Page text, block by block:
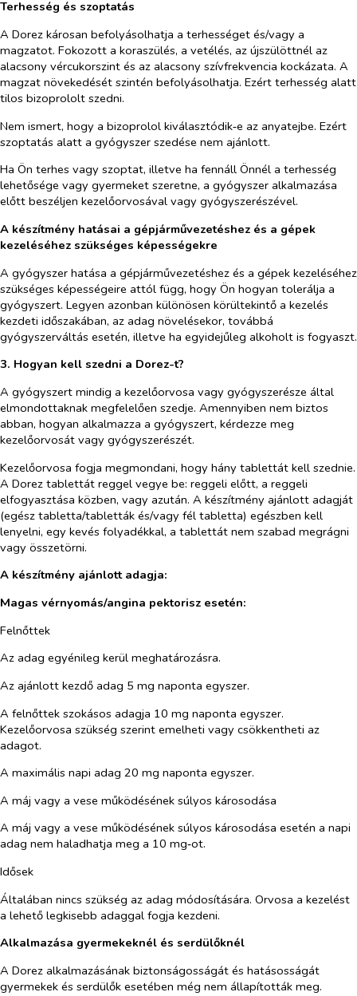
Terhesség és szoptatás
A Dorez károsan befolyásolhatja a terhességet és/vagy a
magzatot. Fokozott a koraszülés, a vetélés, az újszülöttnél az
alacsony vércukorszint és az alacsony szívfrekvencia kockázata. A
magzat növekedését szintén befolyásolhatja. Ezért terhesség alatt
tilos bizoprololt szedni.
Nem ismert, hogy a bizoprolol kiválasztódik‑e az anyatejbe. Ezért
szoptatás alatt a gyógyszer szedése nem ajánlott.
Ha Ön terhes vagy szoptat, illetve ha fennáll Önnél a terhesség
lehetősége vagy gyermeket szeretne, a gyógyszer alkalmazása
előtt beszéljen kezelőorvosával vagy gyógyszerészével.
A készítmény hatásai a gépjárművezetéshez és a gépek
kezeléséhez szükséges képességekre
A gyógyszer hatása a gépjárművezetéshez és a gépek kezeléséhez
szükséges képességeire attól függ, hogy Ön hogyan tolerálja a
gyógyszert. Legyen azonban különösen körültekintő a kezelés
kezdeti időszakában, az adag növelésekor, továbbá
gyógyszerváltás esetén, illetve ha egyidejűleg alkoholt is fogyaszt.
3. Hogyan kell szedni a Dorez-t?
A gyógyszert mindig a kezelőorvosa vagy gyógyszerésze által
elmondottaknak megfelelően szedje. Amennyiben nem biztos
abban, hogyan alkalmazza a gyógyszert, kérdezze meg
kezelőorvosát vagy gyógyszerészét.
Kezelőorvosa fogja megmondani, hogy hány tablettát kell szednie.
A Dorez tablettát reggel vegye be: reggeli előtt, a reggeli
elfogyasztása közben, vagy azután. A készítmény ajánlott adagját
(egész tabletta/tabletták és/vagy fél tabletta) egészben kell
lenyelni, egy kevés folyadékkal, a tablettát nem szabad megrágni
vagy összetörni.
A készítmény ajánlott adagja:
Magas vérnyomás/angina pektorisz esetén:
Felnőttek
Az adag egyénileg kerül meghatározásra.
Az ajánlott kezdő adag 5 mg naponta egyszer.
A felnőttek szokásos adagja 10 mg naponta egyszer.
Kezelőorvosa szükség szerint emelheti vagy csökkentheti az
adagot.
A maximális napi adag 20 mg naponta egyszer.
A máj vagy a vese működésének súlyos károsodása
A máj vagy a vese működésének súlyos károsodása esetén a napi
adag nem haladhatja meg a 10 mg‑ot.
Idősek
Általában nincs szükség az adag módosítására. Orvosa a kezelést
a lehető legkisebb adaggal fogja kezdeni.
Alkalmazása gyermekeknél és serdülőknél
A Dorez alkalmazásának biztonságosságát és hatásosságát
gyermekek és serdülők esetében még nem állapították meg.